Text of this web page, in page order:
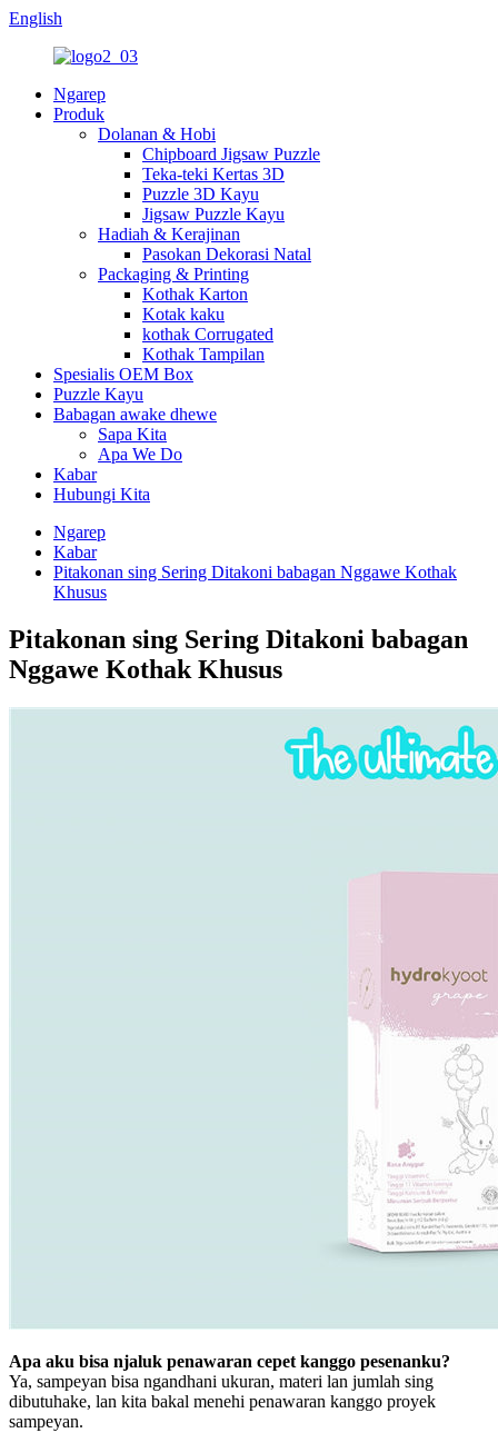
English
Ngarep
Produk
Dolanan & Hobi
Chipboard Jigsaw Puzzle
Teka-teki Kertas 3D
Puzzle 3D Kayu
Jigsaw Puzzle Kayu
Hadiah & Kerajinan
Pasokan Dekorasi Natal
Packaging & Printing
Kothak Karton
Kotak kaku
kothak Corrugated
Kothak Tampilan
Spesialis OEM Box
Puzzle Kayu
Babagan awake dhewe
Sapa Kita
Apa We Do
Kabar
Hubungi Kita
Ngarep
Kabar
Pitakonan sing Sering Ditakoni babagan Nggawe Kothak
Khusus
Pitakonan sing Sering Ditakoni babagan
Nggawe Kothak Khusus
Apa aku bisa njaluk penawaran cepet kanggo pesenanku?
Ya, sampeyan bisa ngandhani ukuran, materi lan jumlah sing
dibutuhake, lan kita bakal menehi penawaran kanggo proyek
sampeyan.